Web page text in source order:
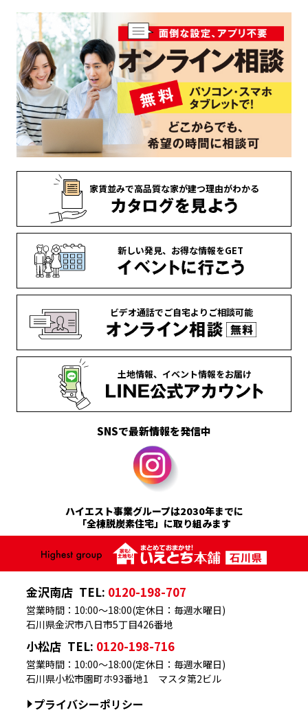
家賃並みで高品質な家が建つ理由がわかる
新しい発見、 お得な情報をGET
ビデオ通話でご自宅より ご相談可能
土地情報、 イベント情報をお届け
SNSで最新情報を発信中
ハイエスト事業グループは2030年までに
「全棟脱炭素住宅」に取り組みます
金沢南店 TEL: 0120-198-707
石川県金沢市八日市5丁目426番地
営業時間：10:00～18:00(定休日：毎週水曜日)
小松店 TEL: 0120-198-716
石川県小松市園町ホ93番地1 マスタ第2ビル
営業時間：10:00～18:00(定休日：毎週水曜日)
プライバシーポリシー